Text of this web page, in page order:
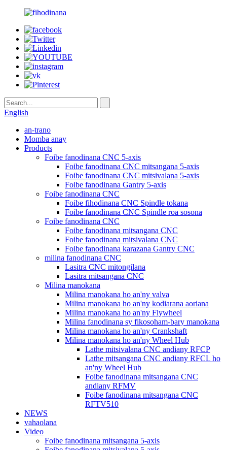
English
an-trano
Momba anay
Products
Foibe fanodinana CNC 5-axis
Foibe fanodinana CNC mitsangana 5-axis
Foibe fanodinana CNC mitsivalana 5-axis
Foibe fanodinana Gantry 5-axis
Foibe fanodinana CNC
Foibe fihodinana CNC Spindle tokana
Foibe fanodinana CNC Spindle roa sosona
Foibe fanodinana CNC
Foibe fanodinana mitsangana CNC
Foibe fanodinana mitsivalana CNC
Foibe fanodinana karazana Gantry CNC
milina fanodinana CNC
Lasitra CNC mitongilana
Lasitra mitsangana CNC
Milina manokana
Milina manokana ho an'ny valva
Milina manokana ho an'ny kodiarana aoriana
Milina manokana ho an'ny Flywheel
Milina fanodinana sy fikosoham-bary manokana
Milina manokana ho an'ny Crankshaft
Milina manokana ho an'ny Wheel Hub
Lathe mitsivalana CNC andiany RFCP
Lathe mitsangana CNC andiany RFCL ho
an'ny Wheel Hub
Foibe fanodinana mitsangana CNC
andiany RFMV
Foibe fanodinana mitsangana CNC
RFTV510
NEWS
vahaolana
Video
Foibe fanodinana mitsangana 5-axis